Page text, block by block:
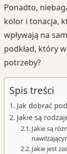
Ponadto,
kolor i tonacja,
wpływają na
podkład, który
potrzeby?
Spis treści
Jak dobrać
Jakie są
Jakie są
Jakie jest